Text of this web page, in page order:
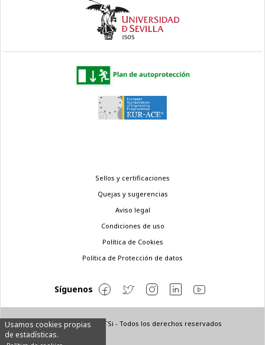
Usamos cookies propias
de estadísticas.
© Copyright 2022 ETSi - Todos los derechos reservados
Sellos y certificaciones
Quejas y sugerencias
Aviso legal
Condiciones de uso
Política de Cookies
Política de Protección de datos
Síguenos